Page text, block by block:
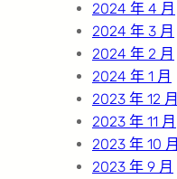
2024 年 4 月
2024 年 3 月
2024 年 2 月
2024 年 1 月
2023 年 12 月
2023 年 11 月
2023 年 10 月
2023 年 9 月